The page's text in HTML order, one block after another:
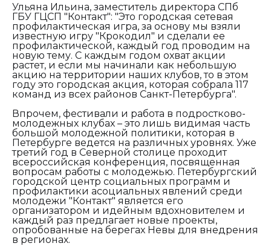
Ульяна Ильина, заместитель директора СПб
ГБУ ГЦСП "Контакт": "Это городская сетевая
профилактическая игра, за основу мы взяли
известную игру "Крокодил" и сделали ее
профилактической, каждый год проводим на
новую тему. С каждым годом охват акции
растет, и если мы начинали как небольшую
акцию на территории наших клубов, то в этом
году это городская акция, которая собрала 117
команд из всех районов Санкт-Петербурга".
Впрочем, фестивали и работа в подростково-
молодежных клубах – это лишь видимая часть
большой молодежной политики, которая в
Петербурге ведется на различных уровнях. Уже
третий год в Северной столице проходит
всероссийская конференция, посвященная
вопросам работы с молодежью. Петербургский
городской центр социальных программ и
профилактики асоциальных явлений среди
молодежи "Контакт" является его
организатором и идейным вдохновителем и
каждый раз предлагает новые проекты,
опробованные на берегах Невы для внедрения
в регионах.